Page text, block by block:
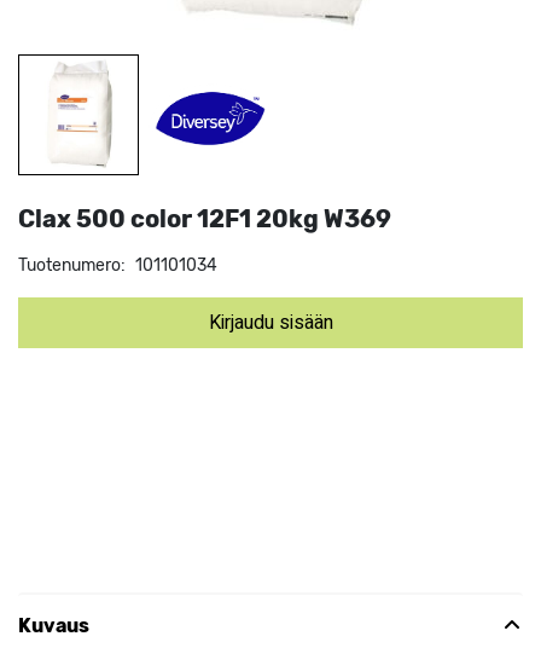
Clax 500 color 12F1 20kg W369
Tuotenumero: 101101034
Kirjaudu sisään
Kuvaus